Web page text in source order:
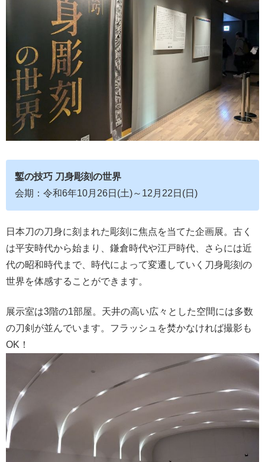
鏨の技巧 刀身彫刻の世界
会期：令和6年10月26日(土)～12月22日(日)
日本刀の刀身に刻まれた彫刻に焦点を当てた企画展。古く
は平安時代から始まり、鎌倉時代や江戸時代、さらには近
代の昭和時代まで、時代によって変遷していく刀身彫刻の
世界を体感することができます。
展示室は3階の1部屋。天井の高い広々とした空間には多数
の刀剣が並んでいます。フラッシュを焚かなければ撮影も
OK！